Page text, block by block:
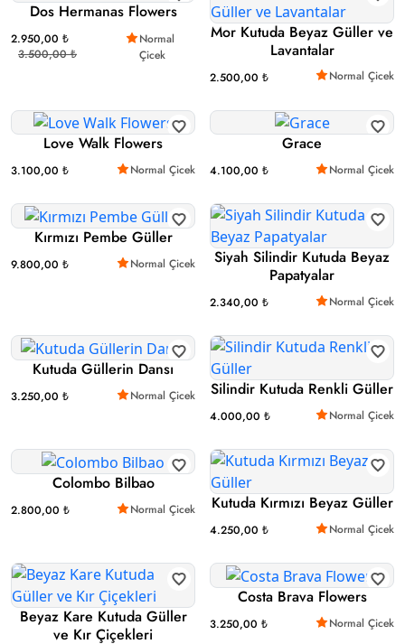
Dos Hermanas Flowers
2.950,00 ₺
3.500,00 ₺
Normal
Çicek
Mor Kutuda Beyaz Güller ve
Lavantalar
2.500,00 ₺ Normal Çicek
Love Walk Flowers
3.100,00 ₺ Normal Çicek
Grace
4.100,00 ₺ Normal Çicek
Kırmızı Pembe Güller
9.800,00 ₺ Normal Çicek
Siyah Silindir Kutuda Beyaz
Papatyalar
2.340,00 ₺ Normal Çicek
Kutuda Güllerin Dansı
3.250,00 ₺ Normal Çicek Silindir Kutuda Renkli Güller
4.000,00 ₺ Normal Çicek
Colombo Bilbao
2.800,00 ₺ Normal Çicek Kutuda Kırmızı Beyaz Güller
4.250,00 ₺ Normal Çicek
Beyaz Kare Kutuda Güller
ve Kır Çiçekleri
Costa Brava Flowers
3.250,00 ₺ Normal Çicek